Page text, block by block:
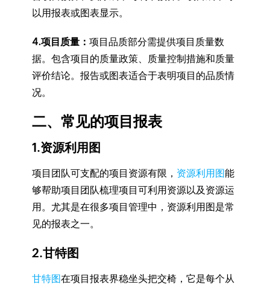
以用报表或图表显示。
4.项目质量： 项目品质部分需提供项目质量数
据。包含项目的质量政策、质量控制措施和质量
评价结论。报告或图表适合于表明项目的品质情
况。
二、常见的项目报表
1.资源利用图
项目团队可支配的项目资源有限， 资源利用图能
够帮助项目团队梳理项目可利用资源以及资源运
用。尤其是在很多项目管理中，资源利用图是常
见的报表之一。
2.甘特图
甘特图在项目报表界稳坐头把交椅，它是每个从